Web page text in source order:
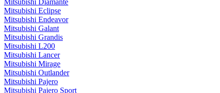
Mitsubishi Diamante
Mitsubishi Eclipse
Mitsubishi Endeavor
Mitsubishi Galant
Mitsubishi Grandis
Mitsubishi L200
Mitsubishi Lancer
Mitsubishi Mirage
Mitsubishi Outlander
Mitsubishi Pajero
Mitsubishi Pajero Sport